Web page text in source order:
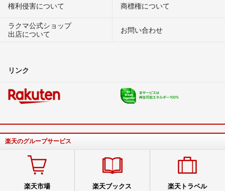
権利侵害について
商標権について
ラクマ公式ショップ
出店について
お問い合わせ
リンク
楽天のグループサービス
楽天市場 楽天ブックス 楽天トラベル